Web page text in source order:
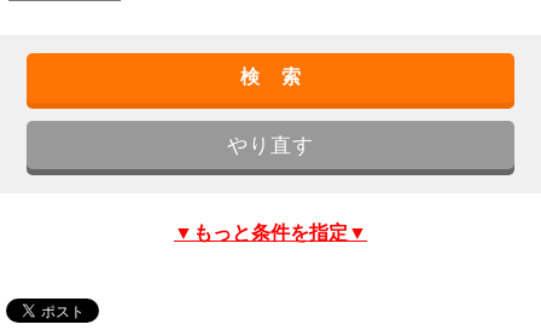
▼もっと条件を指定▼